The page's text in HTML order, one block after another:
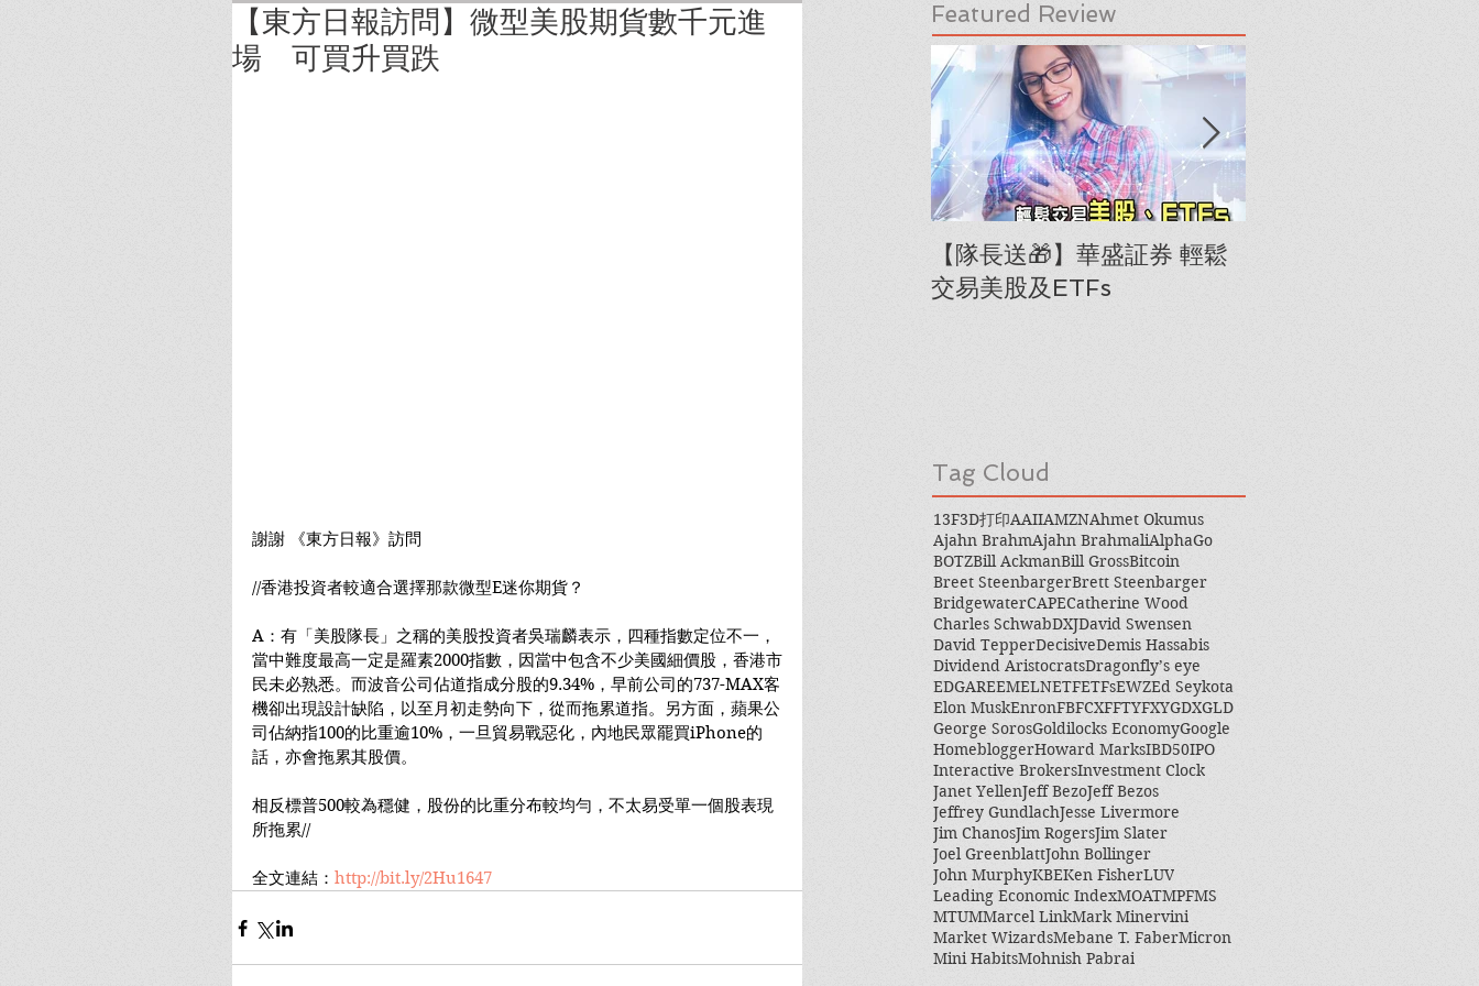
【東方日報訪問】微型美股期貨數千元進
場 可買升買跌
謝謝 《東方日報》訪問
//香港投資者較適合選擇那款微型E迷你期貨？
A：有「美股隊長」之稱的美股投資者吳瑞麟表示，四種指數定位不一，
當中難度最高一定是羅素2000指數，因當中包含不少美國細價股，香港市
民未必熟悉。而波音公司佔道指成分股的9.34%，早前公司的737-MAX客
機卻出現設計缺陷，以至月初走勢向下，從而拖累道指。另方面，蘋果公
司佔納指100的比重逾10%，一旦貿易戰惡化，內地民眾罷買iPhone的
話，亦會拖累其股價。
相反標普500較為穩健，股份的比重分布較均勻，不太易受單一個股表現
所拖累//
全文連結： http://bit.ly/2Hu1647
Featured Review
【隊長送🎁】華盛証券 輕鬆
交易美股及ETFs
Tag Cloud
13F3D打印AAIIAMZNAhmet Okumus
Ajahn BrahmAjahn BrahmaliAlphaGo
BOTZBill AckmanBill GrossBitcoin
Breet SteenbargerBrett Steenbarger
BridgewaterCAPECatherine Wood
Charles SchwabDXJDavid Swensen
David TepperDecisiveDemis Hassabis
Dividend AristocratsDragonfly’s eye
EDGAREEMELNETFETFsEWZEd Seykota
Elon MuskEnronFBFCXFFTYFXYGDXGLD
George SorosGoldilocks EconomyGoogle
HomebloggerHoward MarksIBD50IPO
Interactive BrokersInvestment Clock
Janet YellenJeff BezoJeff Bezos
Jeffrey GundlachJesse Livermore
Jim ChanosJim RogersJim Slater
Joel GreenblattJohn Bollinger
John MurphyKBEKen FisherLUV
Leading Economic IndexMOATMPFMS
MTUMMarcel LinkMark Minervini
Market WizardsMebane T. FaberMicron
Mini HabitsMohnish Pabrai